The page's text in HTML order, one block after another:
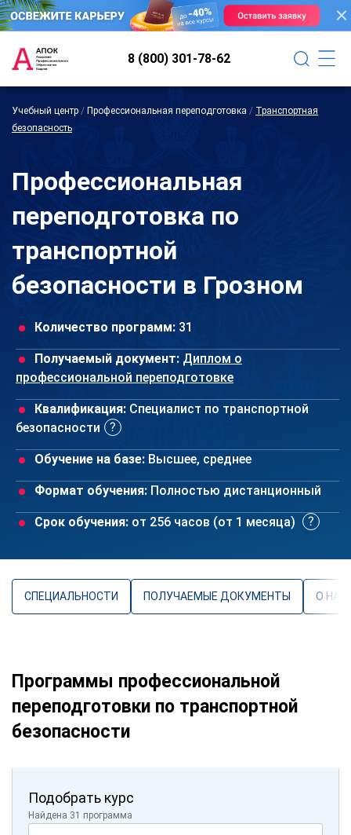
8 (800) 301-78-62
Учебный центр / Профессиональная переподготовка / Транспортная
безопасность
Профессиональная
переподготовка по
транспортной
безопасности в Грозном
Количество программ: 31
Получаемый документ: Диплом о
профессиональной переподготовке
Квалификация: Специалист по транспортной
безопасности
Обучение на базе: Высшее, среднее
Формат обучения: Полностью дистанционный
Срок обучения: от 256 часов (от 1 месяца)
СПЕЦИАЛЬНОСТИ ПОЛУЧАЕМЫЕ ДОКУМЕНТЫ О
Программы профессиональной
переподготовки по транспортной
безопасности
Подобрать курс
Найдена 31 программа